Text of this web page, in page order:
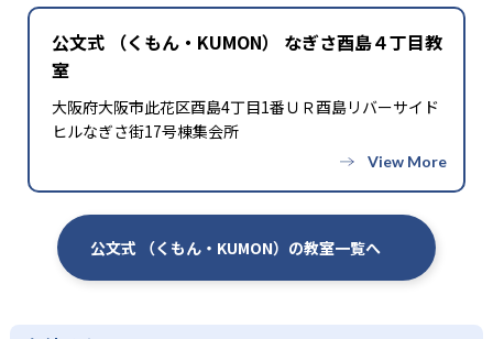
公文式 （くもん・KUMON） なぎさ酉島４丁目教
室
大阪府大阪市此花区酉島4丁目1番ＵＲ酉島リバーサイド
ヒルなぎさ街17号棟集会所
公文式 （くもん・KUMON）の教室一覧へ